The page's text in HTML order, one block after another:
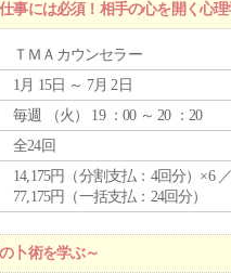
事には必須！相手の心を開く心理
ＴＭＡカウンセラー
1月 15日 ～ 7月 2日
毎週 （火 ） 19 ：00 ～ 20 ：20
全24回
14,175円（分割支払：4回分）×6
77,175円（一括支払：24回分）
卜術を学ぶ～